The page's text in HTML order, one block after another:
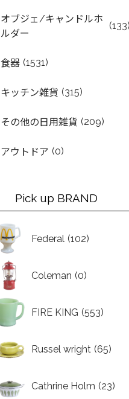
オブジェ/キャンドルホ
ルダー
(133)
食器 (1531)
キッチン雑貨 (315)
その他の日用雑貨 (209)
アウトドア (0)
Pick up BRAND
Federal (102)
Coleman (0)
FIRE KING (553)
Russel wright (65)
Cathrine Holm (23)